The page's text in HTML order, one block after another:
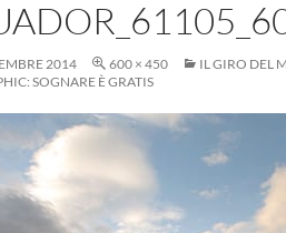
2014 600 × 450
IL GIRO DEL
SOGNARE È GRATIS